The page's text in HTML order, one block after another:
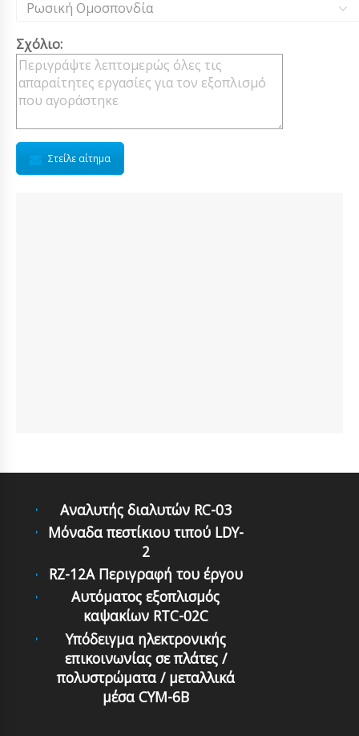
Ρωσική Ομοσπονδία
Σχόλιο:
Στείλε αίτημα
Αναλυτής διαλυτών RC-03
Μόναδα πεστίκιου τιπού LDY-
2
RZ-12A Περιγραφή του έργου
Αυτόματoς εξoπλισμός
καψακίων RTC-02C
Υπόδειγμα ηλεκτρονικής
επικοινωνίας σε πλάτες /
πολυστρώματα / μεταλλικά
μέσα CYM-6B